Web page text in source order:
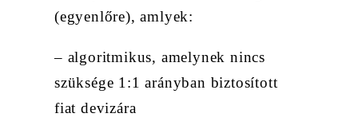
(egyenlőre), amlyek:
– algoritmikus, amelynek nincs
szüksége 1:1 arányban biztosított
fiat devizára